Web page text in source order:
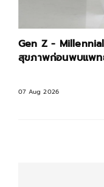
Gen Z -
สุขภาพก่อนพบแพ
07 Aug 2026